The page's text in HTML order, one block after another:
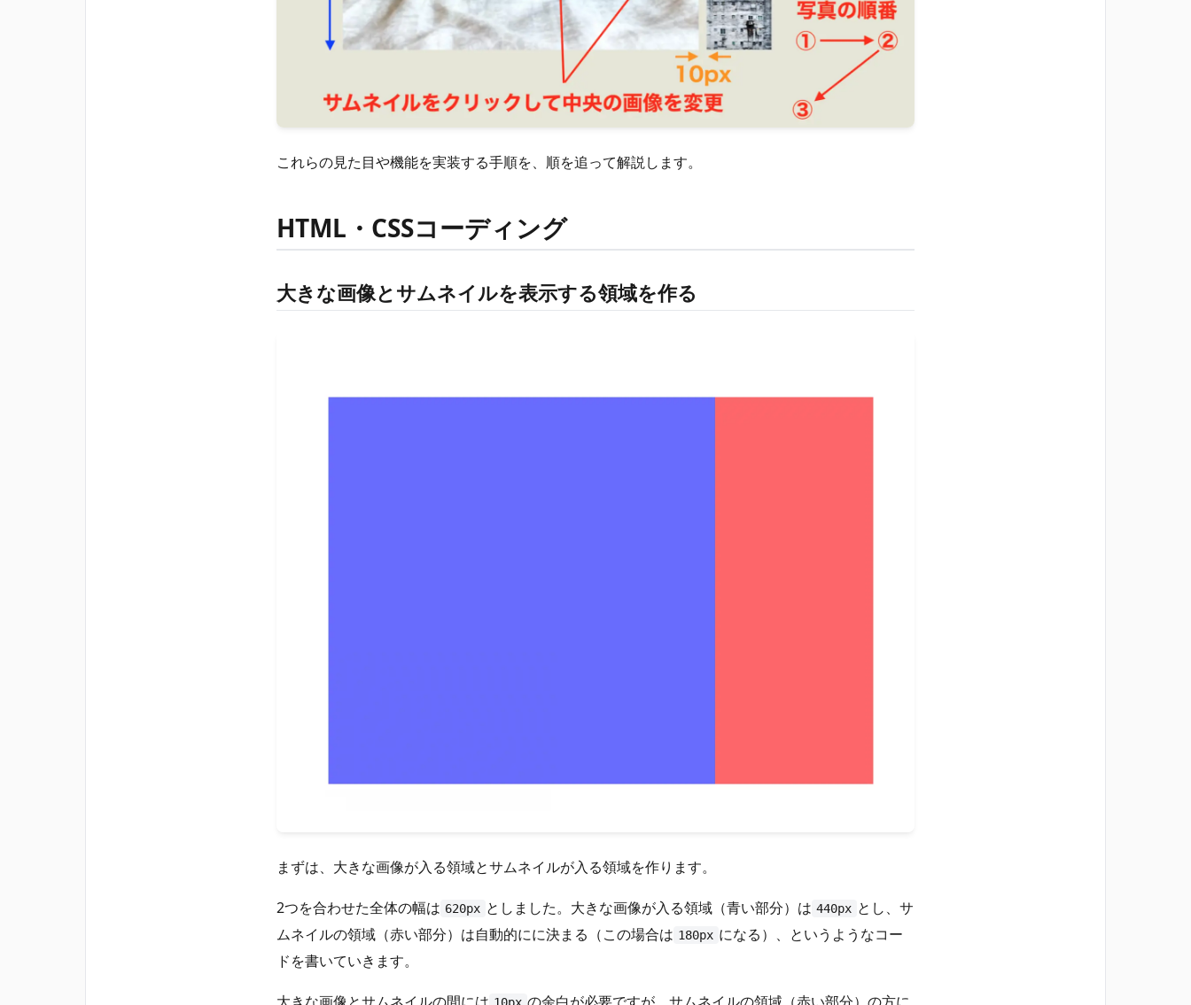
これらの見た目や機能を実装する手順を、順を追って解説します。
HTML・CSSコーディング
大きな画像とサムネイルを表示する領域を作る
まずは、大きな画像が入る領域とサムネイルが入る領域を作ります。
2つを合わせた全体の幅は 620px としました。大きな画像が入る領域（青い部分）は 440px とし、サ
ムネイルの領域（赤い部分）は自動的にに決まる（この場合は 180px になる）、というようなコー
ドを書いていきます。
10px